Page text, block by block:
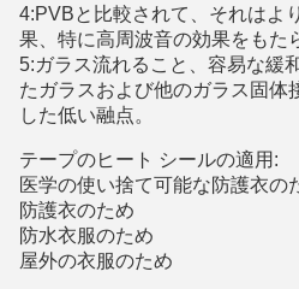
4:PVBと比較されて、それはよ
果、特に高周波音の効果をもた
5:ガラス流れること、容易な緩
たガラスおよび他のガラス固体
した低い融点。
テープのヒート シールの適用:
医学の使い捨て可能な防護衣の
防護衣のため
防水衣服のため
屋外の衣服のため